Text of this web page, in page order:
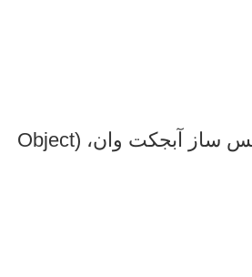
سازنده اروپایی لوکس ساز آبجکت وان، (Object